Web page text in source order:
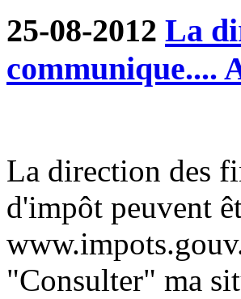
25-08-2012 La
communique....
La direction des
d'impôt peuvent
"Consulter" ma